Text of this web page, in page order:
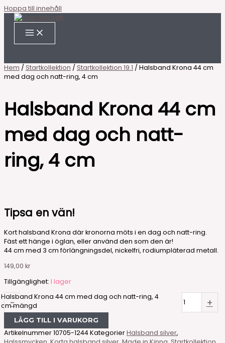
Hoppa till innehåll
Hem / Startkollektion / Startkollektion 19.1 / Halsband Krona 44 cm
med dag och natt-ring, 4 cm
Halsband Krona 44 cm
med dag och natt-
ring, 4 cm
Tipsa en vän!
Kort halsband Krona där kronorna möts i en dag och natt-ring.
Fäst ett hänge i öglan, eller använd den som den är!
44 cm med 3 cm förlängningsdel, nickelfri, rodiumpläterad metall.
149,00 kr
Tillgänglighet: I lager
-
Halsband Krona 44 cm med dag och natt-ring, 4
cm mängd
+
LÄGG TILL I VARUKORG
Artikelnummer10705-1244KategorierHalsband silver,